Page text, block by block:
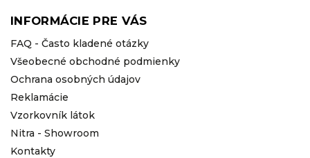
INFORMÁCIE PRE VÁS
FAQ - Často kladené otázky
Všeobecné obchodné podmienky
Ochrana osobných údajov
Reklamácie
Vzorkovník látok
Nitra - Showroom
Kontakty